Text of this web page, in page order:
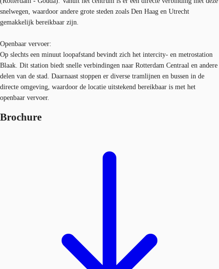
snelwegen, waardoor andere grote steden zoals Den Haag en Utrecht
gemakkelijk bereikbaar zijn.
Openbaar vervoer:
Op slechts een minuut loopafstand bevindt zich het intercity- en metrostation
Blaak. Dit station biedt snelle verbindingen naar Rotterdam Centraal en andere
delen van de stad. Daarnaast stoppen er diverse tramlijnen en bussen in de
directe omgeving, waardoor de locatie uitstekend bereikbaar is met het
openbaar vervoer.
Brochure